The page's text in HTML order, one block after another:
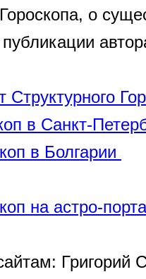
о
в Санкт-
в Болгарии
на астро-
Григорий